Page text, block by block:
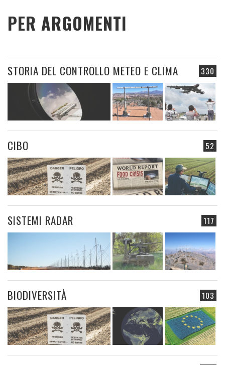
PER ARGOMENTI
330
STORIA DEL CONTROLLO METEO E CLIMA
52
CIBO
117
SISTEMI RADAR
103
BIODIVERSITÀ